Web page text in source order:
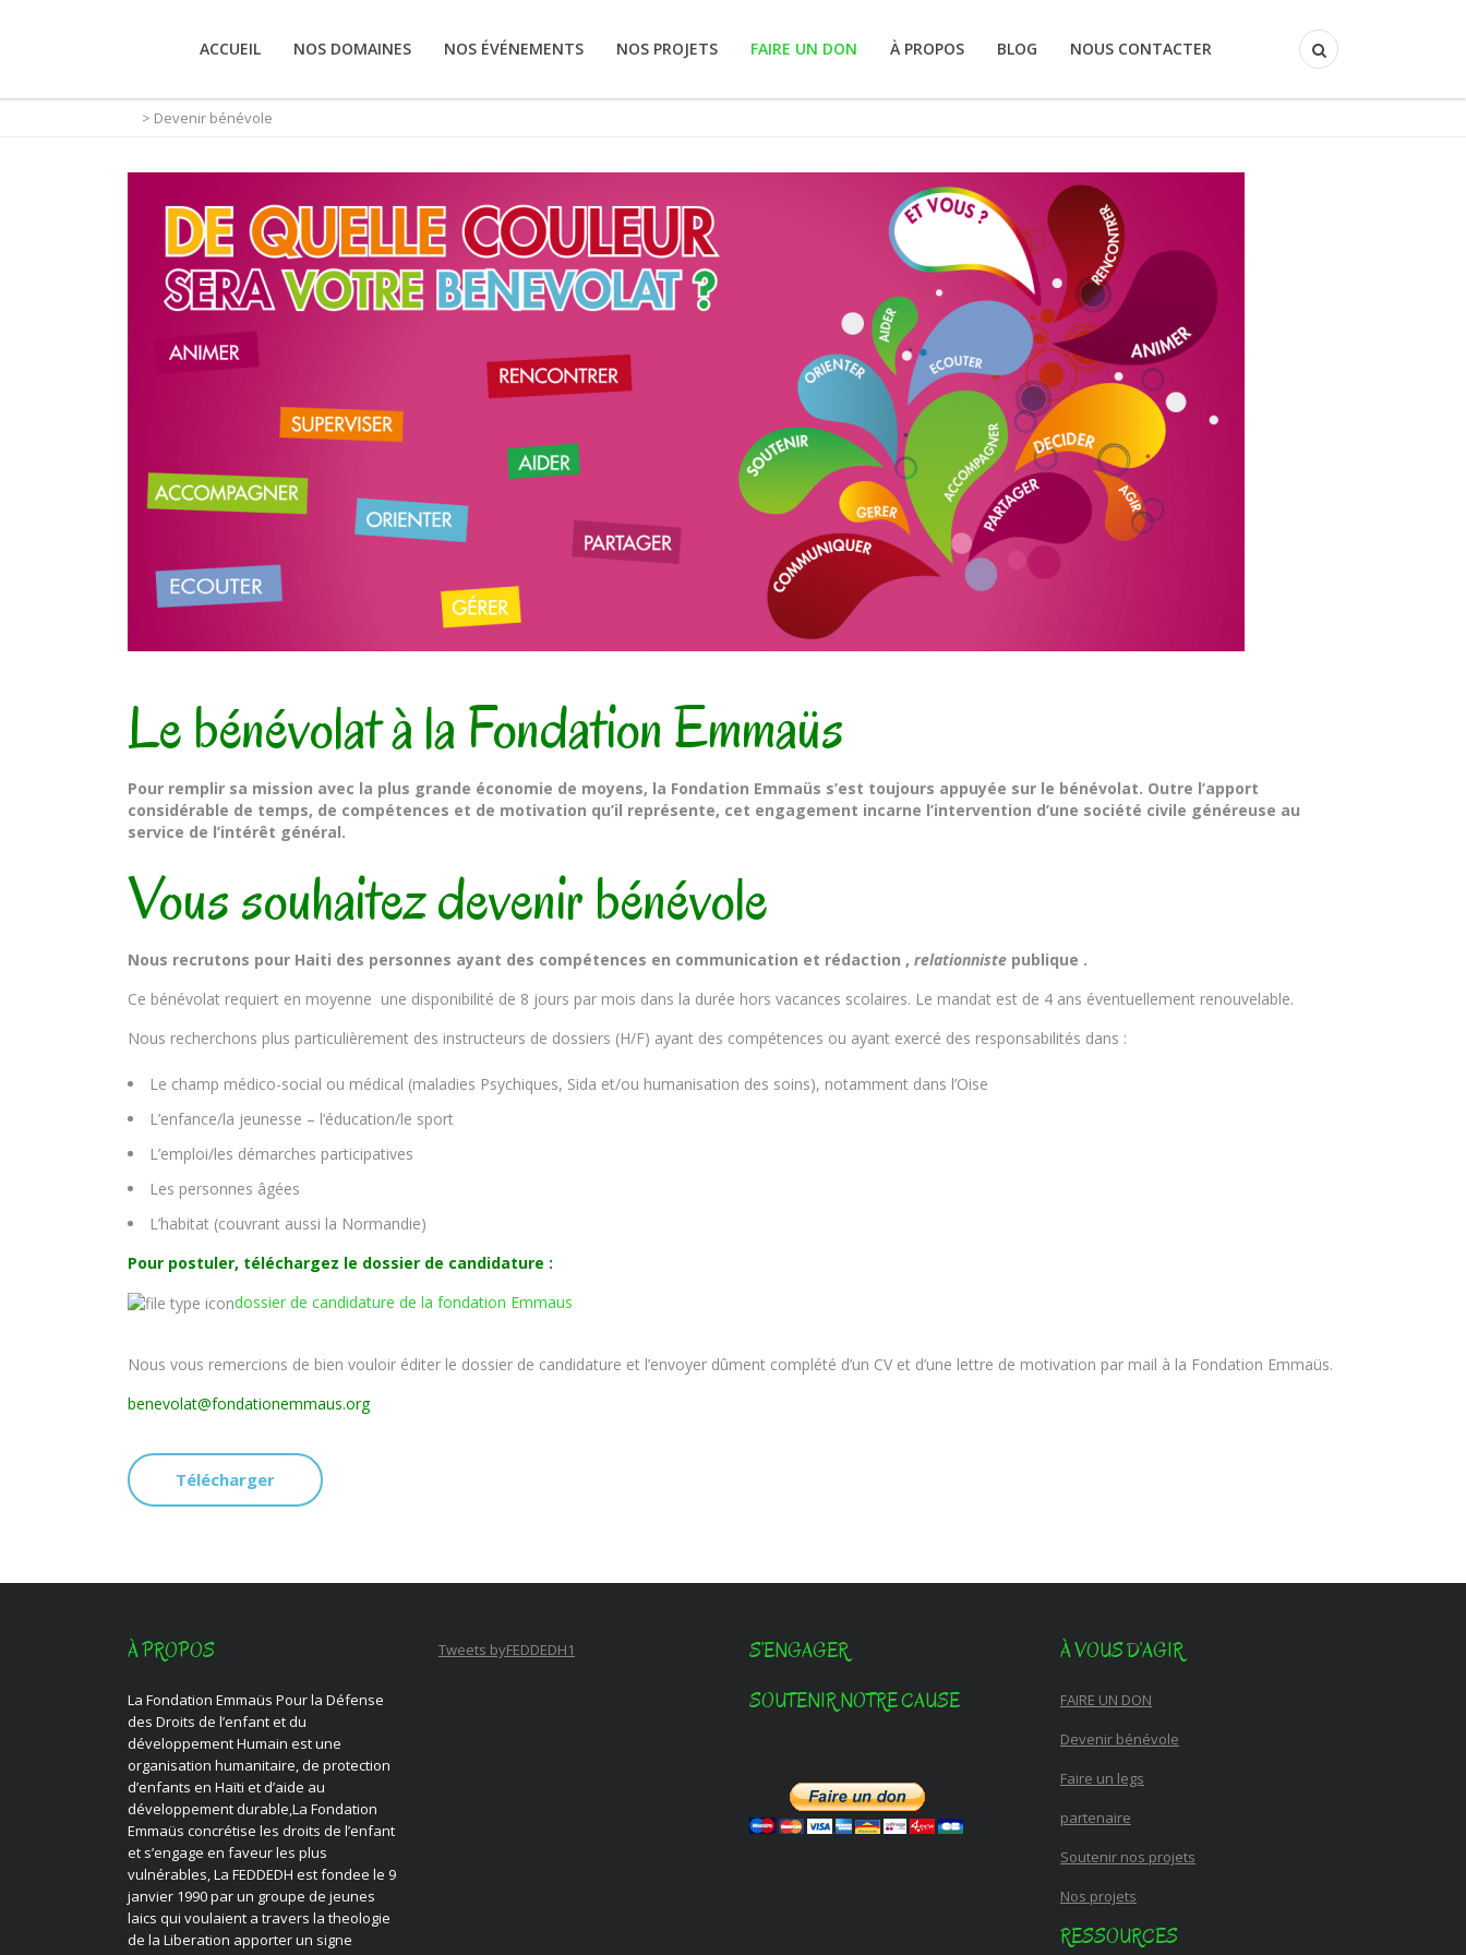
ACCUEIL NOS DOMAINES NOS ÉVÉNEMENTS NOS PROJETS FAIRE UN DON À PROPOS BLOG NOUS CONTACTER
> Devenir bénévole
Le bénévolat à la Fondation Emmaüs
Pour remplir sa mission avec la plus grande économie de moyens, la Fondation Emmaüs s’est toujours appuyée sur le bénévolat. Outre l’apport
considérable de temps, de compétences et de motivation qu’il représente, cet engagement incarne l’intervention d’une société civile généreuse au
service de l’intérêt général.
Vous souhaitez devenir bénévole
Nous recrutons pour Haiti des personnes ayant des compétences en communication et rédaction , relationniste publique .
Ce bénévolat requiert en moyenne une disponibilité de 8 jours par mois dans la durée hors vacances scolaires. Le mandat est de 4 ans éventuellement renouvelable.
Nous recherchons plus particulièrement des instructeurs de dossiers (H/F) ayant des compétences ou ayant exercé des responsabilités dans :
Le champ médico-social ou médical (maladies Psychiques, Sida et/ou humanisation des soins), notamment dans l’Oise
L’enfance/la jeunesse – l’éducation/le sport
L’emploi/les démarches participatives
Les personnes âgées
L’habitat (couvrant aussi la Normandie)
Pour postuler, téléchargez le dossier de candidature :
dossier de candidature de la fondation Emmaus
Nous vous remercions de bien vouloir éditer le dossier de candidature et l’envoyer dûment complété d’un CV et d’une lettre de motivation par mail à la Fondation Emmaüs.
benevolat@fondationemmaus.org
Télécharger
À PROPOS
La Fondation Emmaüs Pour la Défense
des Droits de l’enfant et du
développement Humain est une
organisation humanitaire, de protection
d’enfants en Haïti et d’aide au
développement durable,La Fondation
Emmaüs concrétise les droits de l’enfant
et s’engage en faveur les plus
vulnérables, La FEDDEDH est fondee le 9
janvier 1990 par un groupe de jeunes
laics qui voulaient a travers la theologie
de la Liberation apporter un signe
Tweets byFEDDEDH1
S’ENGAGER
SOUTENIR NOTRE CAUSE
À VOUS D’AGIR
FAIRE UN DON
Devenir bénévole
Faire un legs
partenaire
Soutenir nos projets
Nos projets
RESSOURCES